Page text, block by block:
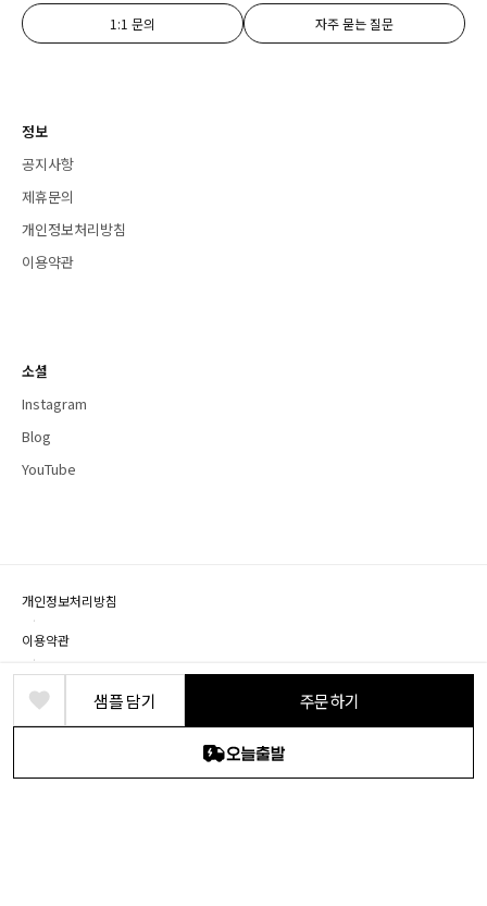
샘플 담기 주문하기
1:1 문의 자주 묻는 질문
정보
공지사항
제휴문의
개인정보처리방침
이용약관
소셜
Instagram
Blog
YouTube
개인정보처리방침
·
이용약관
·
제휴문의
상호명: (주) 바른디자인 · 대표: 박정식 · 개인정보책임자: 박영혁
사업장 소재지: 경기도 파주시 회동길 219, B1층(문발동)
사업자등록번호: 104-86-18524 · 통신판매번호: 2018-경기파주-0076 · 유선전화: 1661-
2646